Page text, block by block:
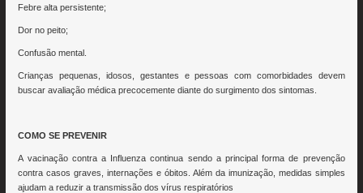
Febre alta persistente;
Dor no peito;
Confusão mental.
Crianças pequenas, idosos, gestantes e pessoas com comorbidades devem
buscar avaliação médica precocemente diante do surgimento dos sintomas.
COMO SE PREVENIR
A vacinação contra a Influenza continua sendo a principal forma de prevenção
contra casos graves, internações e óbitos. Além da imunização, medidas simples
ajudam a reduzir a transmissão dos vírus respiratórios